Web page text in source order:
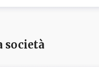
società